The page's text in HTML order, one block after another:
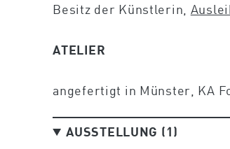
Besitz der Künstlerin,
ATELIER
angefertigt in Münster, KA
AUSSTELLUNG (1)